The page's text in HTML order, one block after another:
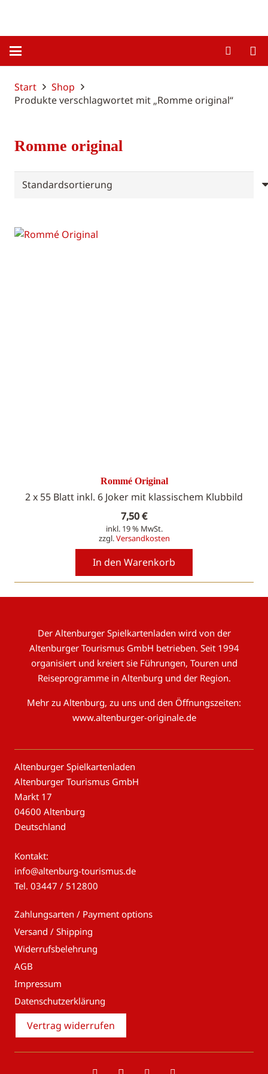
Start
Shop
Produkte verschlagwortet mit „Romme original“
Romme original
Rommé Original
2 x 55 Blatt inkl. 6 Joker mit klassischem Klubbild
7,50€
inkl. 19 % MwSt.
zzgl.Versandkosten
In den Warenkorb
Der Altenburger Spielkartenladen wird von der
Altenburger Tourismus GmbH betrieben. Seit 1994
organisiert und kreiert sie Führungen, Touren und
Reiseprogramme in Altenburg und der Region.
Mehr zu Altenburg, zu uns und den Öffnungszeiten:
www.altenburger-originale.de
Altenburger Spielkartenladen
Altenburger Tourismus GmbH
Markt 17
04600 Altenburg
Deutschland
Kontakt:
info@altenburg-tourismus.de
Tel. 03447 / 512800
Zahlungsarten / Payment options
Versand / Shipping
Widerrufsbelehrung
AGB
Impressum
Datenschutzerklärung
Vertrag widerrufen